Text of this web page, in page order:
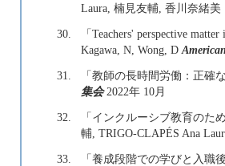
Laura, 楠見友輔, 香川奈緒美
30.
「Teachers' perspective
Kagawa, N, Wong, D
31.
「教師の長時間労働：正
集会2022年 10月
32.
「インクルーシブ教育の
輔, TRIGO-CLAPÉS Ana
33.
「養成段階での学びと入